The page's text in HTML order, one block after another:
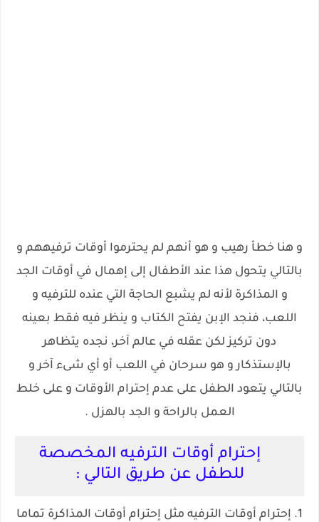
و هنا خطأ رهيب و هو أنهم لم يحترموا أوقات ترفيههم و
بالتالي يتحول هذا عند الأطفال إلى إهمال في أوقات الجد
و المذاكرة لأنه لم يشبع الحاجة التي عنده للترفيه و
اللعب، فنجد الإبن يفتح الكتاب و ينظر فيه فقط بعينه
دون تركيز لكن عقله في عالم آخر، نجده يتظاهر
بالإستذكار و هو سرحان في اللعب أو أي شىء آخر و
بالتالي يتعود الطفل على عدم إحترام الأوقات و على خلط
العمل بالراحة و الجد بالهزل .
إحترام أوقات الترفيه المخصصة
للطفل عن طريق التالي :
1. إحترام أوقات الترفيه مثل إحترام أوقات المذاكرة تماما